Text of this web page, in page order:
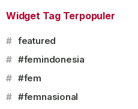
Widget Tag Terpopuler
# featured
# #femindonesia
# #fem
# #femnasional